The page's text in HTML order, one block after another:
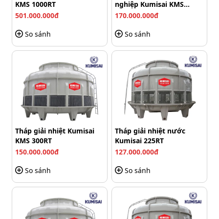
Hệ thống quạt được thiết kế cân bằng động, giúp giảm
tối đa hiện tượng rung lắc và hạn chế tiếng ồn trong
quá trình vận hành.
KMS 1000RT
501.000.000đ
So sánh
nghiệp Kumisai KMS
350RT
170.000.000đ
So sánh
Tháp giải nhiệt Kumisai
KMS 300RT
150.000.000đ
So sánh
Tháp giải nhiệt nước
Kumisai 225RT
127.000.000đ
So sánh